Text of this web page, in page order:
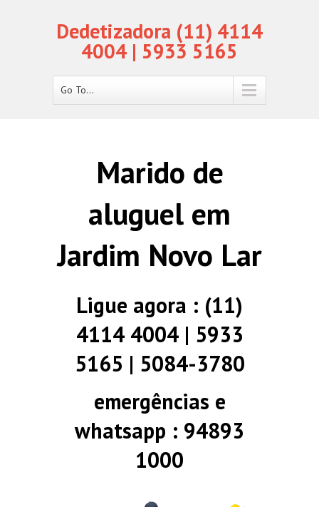
Dedetizadora (11) 4114
4004 | 5933 5165
Go To...
Marido de
aluguel em
Jardim Novo Lar
Ligue agora : (11)
4114 4004 | 5933
5165 | 5084-3780
emergências e
whatsapp : 94893
1000